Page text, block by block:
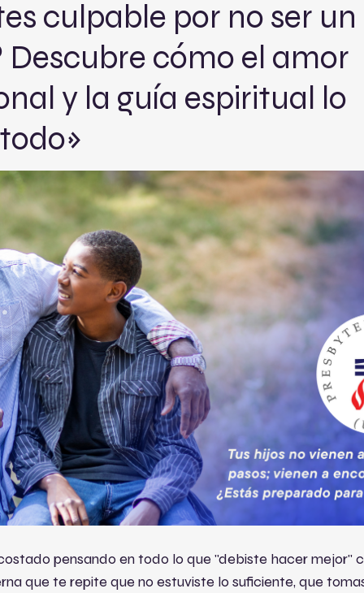
culpable por no ser
cómo el amor
y la guía espiritual lo
pensando en todo lo que "debiste hacer mejor"
que te repite que no estuviste lo suficiente, que